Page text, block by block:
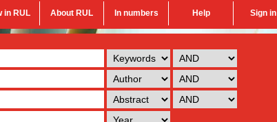
in RUL About RUL In numbers Help Sign in